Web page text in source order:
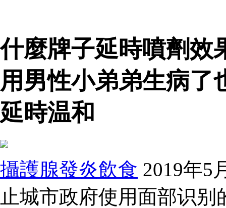
什麼牌子延時噴劑效
用男性小弟弟生病了
延時温和
攝護腺發炎飲食 2019年5
止城市政府使用面部识